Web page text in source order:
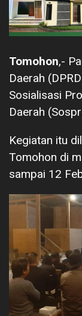
Tomohon,-
Daerah
Sosialisasi
Daerah
Kegiatan itu
Tomohon di
sampai 12